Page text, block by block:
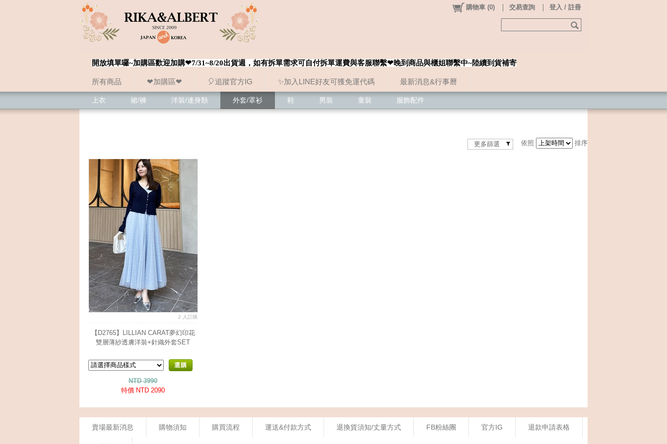
所有商品 ❤加購區❤ 🎈追蹤官方IG ✨加入LINE好友可獲免運代碼 最新消息&行事曆
購物車 (0) 交易查詢 登入 / 註冊
開放填單囉~加購區歡迎加購❤7/31~8/20出貨週，如有拆單需求可自付拆單運費與客服聯繫❤晚到商品與櫃姐聯繫中~陸續到貨補寄
上衣 裙/褲 洋裝/連身類 外套/罩衫 鞋 男裝 童裝 服飾配件
更多篩選 依照 排序
2 人訂購
【D2765】LILLIAN CARAT夢幻印花
雙層薄紗透膚洋裝+針織外套SET
選購
NTD 3990
特價 NTD 2090
賣場最新消息 購物須知 購買流程 運送&付款方式 退換貨須知/丈量方式 FB粉絲團 官方IG 退款申請表格